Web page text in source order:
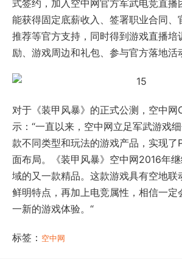
式签约，加入空中网官方军武电竞直播
能获得固定底薪收入、签署职业合同、
推荐等官方支持，同时得到游戏直播培
励、游戏周边和礼包、参与官方落地活
对于《装甲风暴》的正式公测，空中网
示：“一直以来，空中网立足军武游戏
款不同类型和玩法的游戏产品，实现了
面布局。《装甲风暴》空中网2016年
域的又一款精品。这款游戏具有空地联
鲜明特点，再加上电竞属性，相信一定
一新的游戏体验。“
标签： 空中网